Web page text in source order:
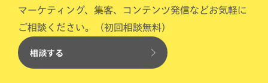
マーケティング、集客、コンテンツ発信などお気軽に
ご相談ください。（初回相談無料）
相談する